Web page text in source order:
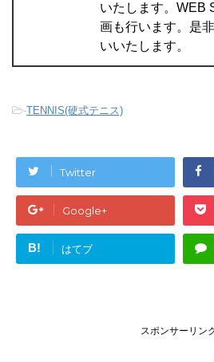
いたします。WEB
画も行います。是
いいたします。
-TENNIS(硬式テニス)
Twitter
Google+
B! はてブ
スポンサーリン